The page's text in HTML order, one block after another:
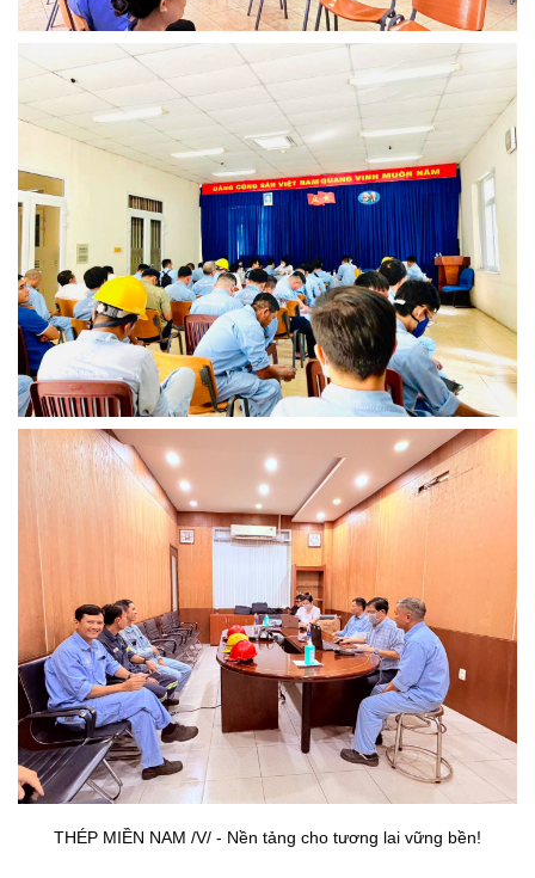
THÉP MIỀN NAM /V/ - Nền tảng cho tương lai vững bền!